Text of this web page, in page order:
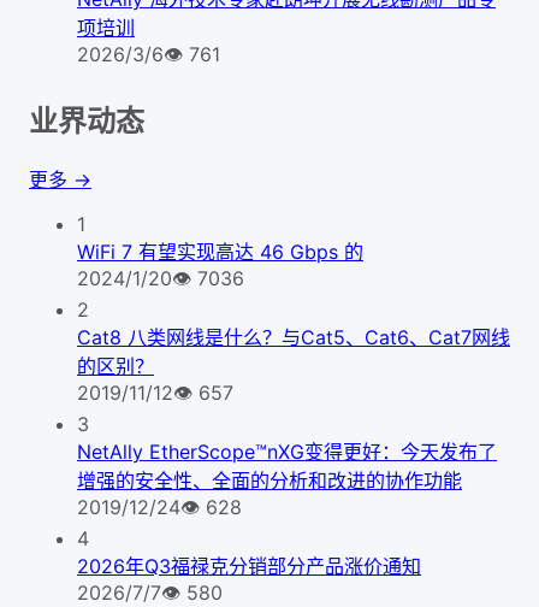
项培训
2026/3/6👁 761
业界动态
更多 →
1
WiFi 7 有望实现高达 46 Gbps 的
2024/1/20👁 7036
2
Cat8 八类网线是什么？与Cat5、Cat6、Cat7网线
的区别？
2019/11/12👁 657
3
NetAlly EtherScope™nXG变得更好：今天发布了
增强的安全性、全面的分析和改进的协作功能
2019/12/24👁 628
4
2026年Q3福禄克分销部分产品涨价通知
2026/7/7👁 580